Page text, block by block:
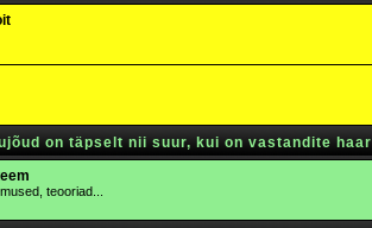
on täpselt nii suur, kui on vastandite
teooriad...